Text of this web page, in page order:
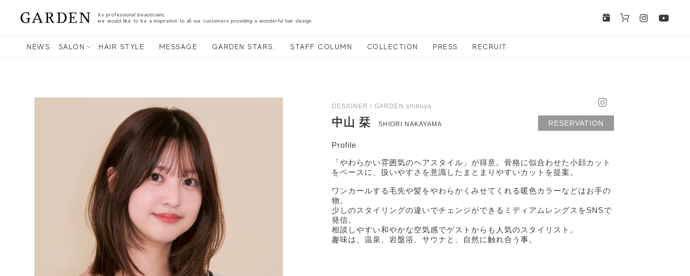
As professional beauticians,
we would like to be a inspiration to all our customers providing a wonderful hair design.
NEWS SALON HAIR STYLE MESSAGE GARDEN STARS. STAFF COLUMN COLLECTION PRESS RECRUIT
RESERVATION
DESIGNER / GARDEN shibuya
中山 栞 SHIORI NAKAYAMA
Profile
「やわらかい雰囲気のヘアスタイル」が得意。骨格に似合わせた小顔カット
をベースに、扱いやすさを意識したまとまりやすいカットを提案。
ワンカールする毛先や髪をやわらかくみせてくれる暖色カラーなどはお手の
物。
少しのスタイリングの違いでチェンジができるミディアムレングスをSNSで
発信。
相談しやすい和やかな空気感でゲストからも人気のスタイリスト。
趣味は、温泉、岩盤浴、サウナと、自然に触れ合う事。